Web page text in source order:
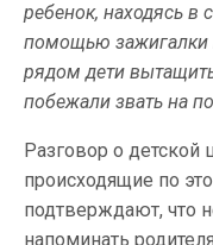
ребенок, находясь в
помощью зажигалки
рядом дети
побежали звать на
Разговор о детской
происходящие по
подтверждают, что
напоминать